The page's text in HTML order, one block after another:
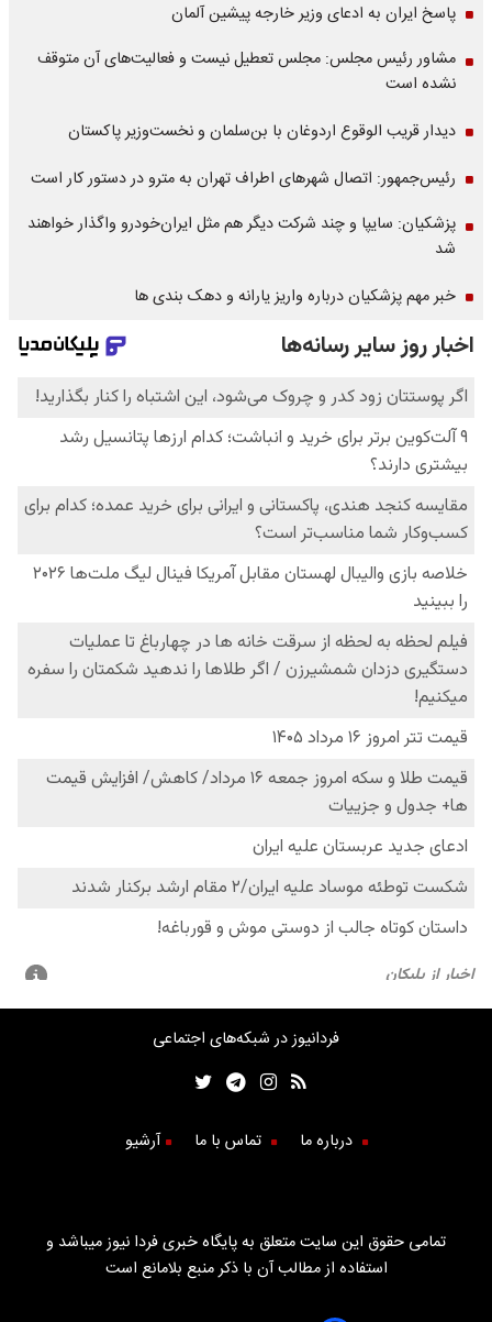
پاسخ ایران به ادعای وزیر خارجه پیشین آلمان
مشاور رئیس مجلس: مجلس تعطیل نیست و فعالیت‌های آن متوقف
نشده است
دیدار قریب الوقوع اردوغان با بن‌سلمان و نخست‌وزیر پاکستان
رئیس‌جمهور: اتصال شهرهای اطراف تهران به مترو در دستور کار است
پزشکیان: سایپا و چند شرکت دیگر هم مثل ایران‌خودرو واگذار خواهند
شد
خبر مهم پزشکیان درباره واریز یارانه و دهک بندی ها
فردانیوز در شبکه‌های اجتماعی
درباره ما تماس با ما آرشیو
تمامی حقوق این سایت متعلق به پایگاه خبری فردا نیوز میباشد و
استفاده از مطالب آن با ذکر منبع بلامانع است